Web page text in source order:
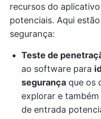
recursos do
potenciais. Aqui
segurança:
Teste de
ao software para
segurança que os
explorar e
de entrada